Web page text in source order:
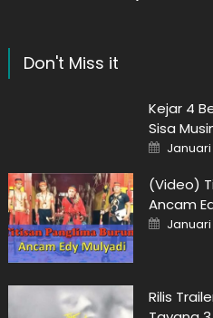
Don't Miss it
Kejar 4
Sisa
Posted
on
Januari
(Video)
Ancam
Posted
on
Rilis